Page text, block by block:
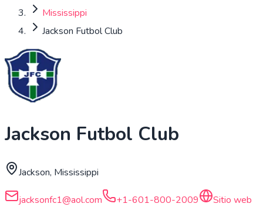
Mississippi
Jackson Futbol Club
Jackson Futbol Club
Jackson, Mississippi
jacksonfc1@aol.com +1-601-800-2009 Sitio web